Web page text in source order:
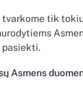
tvarkome tik
pasiekti.
Asmens